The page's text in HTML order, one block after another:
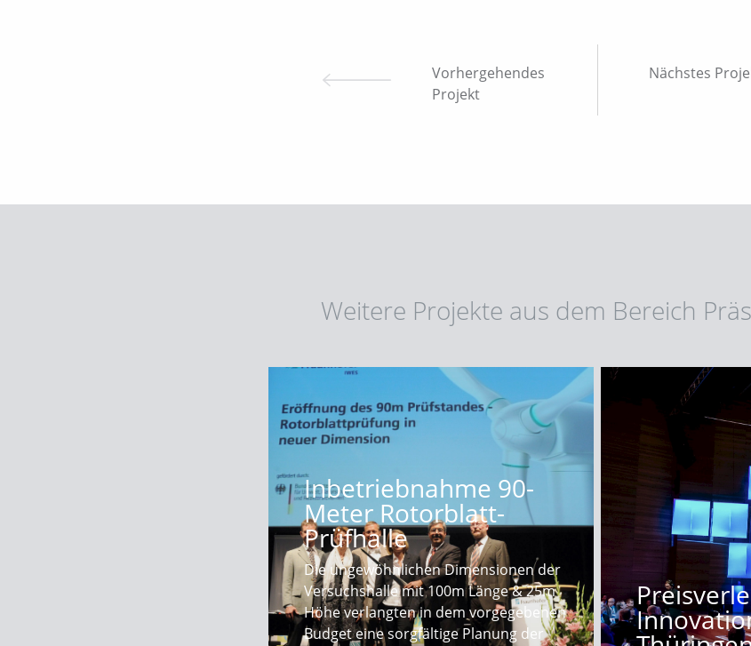
Vorhergehendes
Projekt
Nächstes
Weitere Projekte aus dem Bereich
Inbetriebnahme 90-
Meter Rotorblatt-
Prüfhalle
Die ungewöhnlichen Dimensionen der
Versuchshalle mit 100m Länge & 25m
Höhe verlangten in dem vorgegebenen
Budget eine sorgfältige Planung der